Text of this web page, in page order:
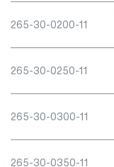
265-30-0200-11
265-30-0250-11
265-30-0300-11
265-30-0350-11